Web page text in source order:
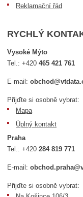
Reklamační řád
RYCHLÝ
Vysoké Mýto
Tel.:+420465 421 761
E-mail:
Přijďte si osobně vybrat:
Mapa
Úplný kontakt
Praha
Tel.:+420284 819 771
E-mail:
Přijďte si osobně vybrat: